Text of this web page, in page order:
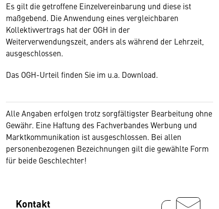
Es gilt die getroffene Einzelvereinbarung und diese ist
maßgebend. Die Anwendung eines vergleichbaren
Kollektivvertrags hat der OGH in der
Weiterverwendungszeit, anders als während der Lehrzeit,
ausgeschlossen.
Das OGH-Urteil finden Sie im u.a. Download.
Alle Angaben erfolgen trotz sorgfältigster Bearbeitung ohne
Gewähr. Eine Haftung des Fachverbandes Werbung und
Marktkommunikation ist ausgeschlossen. Bei allen
personenbezogenen Bezeichnungen gilt die gewählte Form
für beide Geschlechter!
Kontakt